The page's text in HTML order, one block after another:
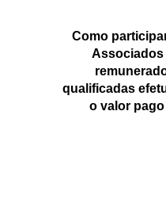
Como
Associados
qualificadas
o valor